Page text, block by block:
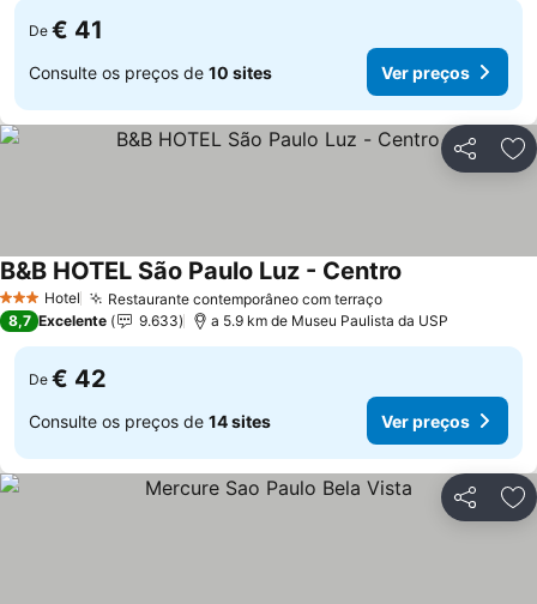
De € 41
Consulte os preços de 10 sites Ver preços
Partilhar
3 EstrelasHotel Restaurante contemporâneo com terraçoVer preços
B&B HOTEL São Paulo Luz - Centro
8,7 Excelente 9.633 a 5.9 km de Museu Paulista da USP
De € 42
Consulte os preços de 14 sites Ver preços
Partilhar